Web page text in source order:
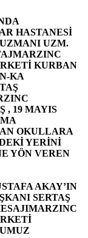
HASTANESİ
UZM.
MARZINC
KURBAN
KA
, 19 MAYIS
OKULLARA
YERİNİ
YÖN VEREN
AKAY’IN
SERTAŞ
MARZINC